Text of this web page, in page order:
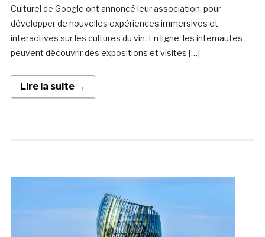
Culturel de Google ont annoncé leur association pour
développer de nouvelles expériences immersives et
interactives sur les cultures du vin. En ligne, les internautes
peuvent découvrir des expositions et visites […]
Lire la suite →